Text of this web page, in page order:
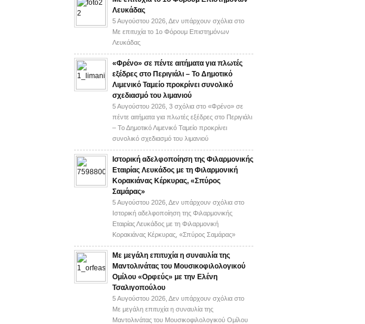
Λευκάδας
5 Αυγούστου 2026, Δεν υπάρχουν σχόλια στο
Με επιτυχία το 1ο Φόρουμ Επιστημόνων
Λευκάδας
«Φρένο» σε πέντε αιτήματα για πλωτές
εξέδρες στο Περιγιάλι – Το Δημοτικό
Λιμενικό Ταμείο προκρίνει συνολικό
σχεδιασμό του λιμανιού
5 Αυγούστου 2026, 3 σχόλια στο «Φρένο» σε
πέντε αιτήματα για πλωτές εξέδρες στο Περιγιάλι
– Το Δημοτικό Λιμενικό Ταμείο προκρίνει
συνολικό σχεδιασμό του λιμανιού
Ιστορική αδελφοποίηση της Φιλαρμονικής
Εταιρίας Λευκάδος με τη Φιλαρμονική
Κορακιάνας Κέρκυρας, «Σπύρος
Σαμάρας»
5 Αυγούστου 2026, Δεν υπάρχουν σχόλια στο
Ιστορική αδελφοποίηση της Φιλαρμονικής
Εταιρίας Λευκάδος με τη Φιλαρμονική
Κορακιάνας Κέρκυρας, «Σπύρος Σαμάρας»
Με μεγάλη επιτυχία η συναυλία της
Μαντολινάτας του Μουσικοφιλολογικού
Ομίλου «Ορφεύς» με την Ελένη
Τσαλιγοπούλου
5 Αυγούστου 2026, Δεν υπάρχουν σχόλια στο
Με μεγάλη επιτυχία η συναυλία της
Μαντολινάτας του Μουσικοφιλολογικού Ομίλου